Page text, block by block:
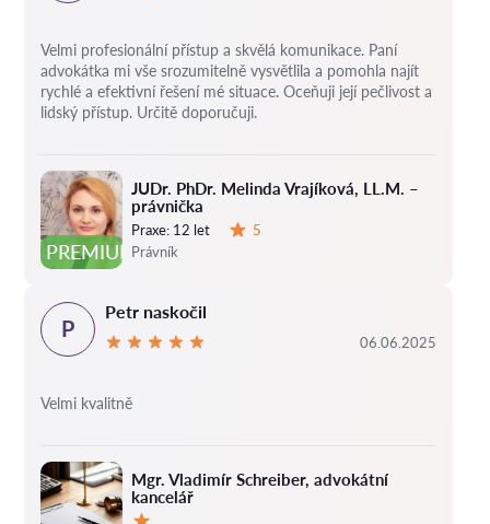
PREMIUM
JUDr. PhDr. Melinda Vrajíková, LL.M. –
právnička
Praxe: 12 let
5
Právník
Velmi profesionální přístup a skvělá komunikace. Paní
advokátka mi vše srozumitelně vysvětlila a pomohla najít
rychlé a efektivní řešení mé situace. Oceňuji její pečlivost a
lidský přístup. Určitě doporučuji.
Mgr. Vladimír Schreiber, advokátní
kancelář
P
Petr naskočil
06.06.2025
Velmi kvalitně